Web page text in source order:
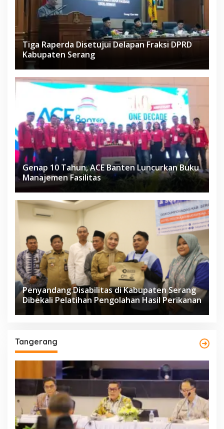
Tiga Raperda Disetujui Delapan Fraksi DPRD
Kabupaten Serang
Genap 10 Tahun, ACE Banten Luncurkan Buku
Manajemen Fasilitas
Penyandang Disabilitas di Kabupaten Serang
Dibekali Pelatihan Pengolahan Hasil Perikanan
Tangerang